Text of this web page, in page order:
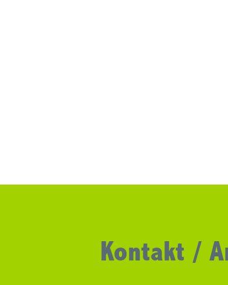
Kontakt /